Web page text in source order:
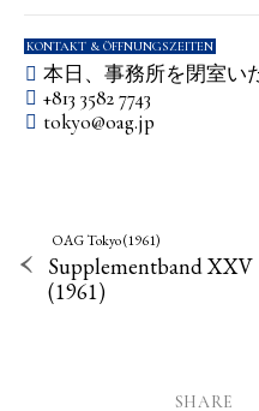
KONTAKT & ÖFFNUNGSZEITEN
本日、事務所を閉室い
+813 3582 7743
tokyo­@­oag­.­jp
OAG Tokyo (1961)
Supplementband XXV
(1961)
SHARE